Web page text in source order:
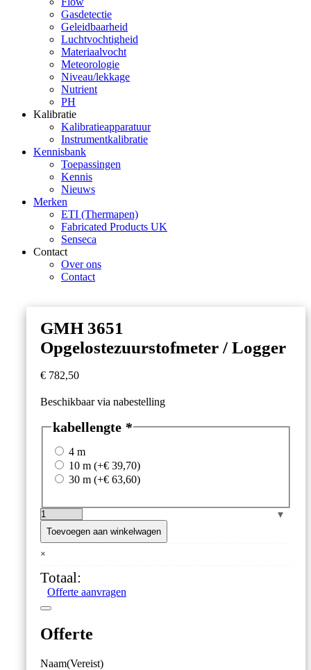
Gasdetectie
Geleidbaarheid
Luchtvochtigheid
Materiaalvocht
Meteorologie
Niveau/lekkage
Nutrient
PH
Kalibratie
Kalibratieapparatuur
Instrumentkalibratie
Kennisbank
Toepassingen
Kennis
Nieuws
Merken
ETI (Thermapen)
Fabricated Products UK
Senseca
Contact
Over ons
Contact
GMH 3651
Opgelostezuurstofmeter / Logger
€ 782,50
Beschikbaar via nabestelling
kabellengte *
4 m
10 m (+€ 39,70)
30 m (+€ 63,60)
GMH
3651
Opgelostezuurstofmeter
/
aantal
Toevoegen aan winkelwagen
×
Totaal:
Offerte aanvragen
Offerte
Naam(Vereist)